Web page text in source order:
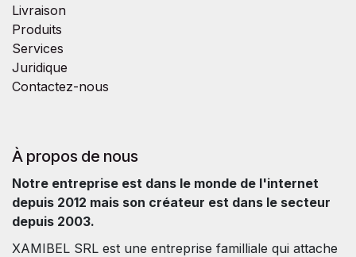
Livraison
Produits
Services
Juridique
Contactez-nous
À propos de nous
Notre entreprise est dans le monde de l'internet
depuis 2012 mais son créateur est dans le secteur
depuis 2003.
XAMIBEL SRL est une entreprise familliale qui attache